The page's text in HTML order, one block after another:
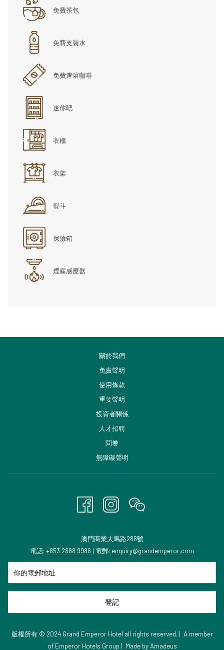
免費茶包
免費支裝水
免費速溶咖啡
迷你吧
衣櫃
衣架
熨斗
保險箱
煙霧感應器
關於我們
免責聲明
使用條款
重要聲明
投資者關係開
籤
頁
人才招聘
問卷開
啟
頁
無障礙聲明
澳門商業大馬路288號
電話: +853 2888 9988 | 電郵: enquiry@grandemperor.com
登記
版權所有 © 2024 Grand Emperor Hotel all rights reserved. | A member
of Emperor Hotels Group | Made byAmadeus